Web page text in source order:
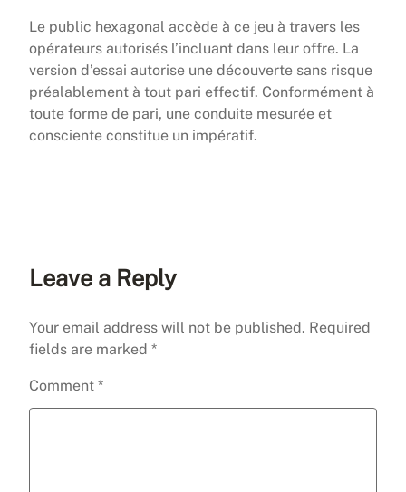
Le public hexagonal accède à ce jeu à travers les
opérateurs autorisés l’incluant dans leur offre. La
version d’essai autorise une découverte sans risque
préalablement à tout pari effectif. Conformément à
toute forme de pari, une conduite mesurée et
consciente constitue un impératif.
Leave a Reply
Your email address will not be published. Required
fields are marked *
Comment *